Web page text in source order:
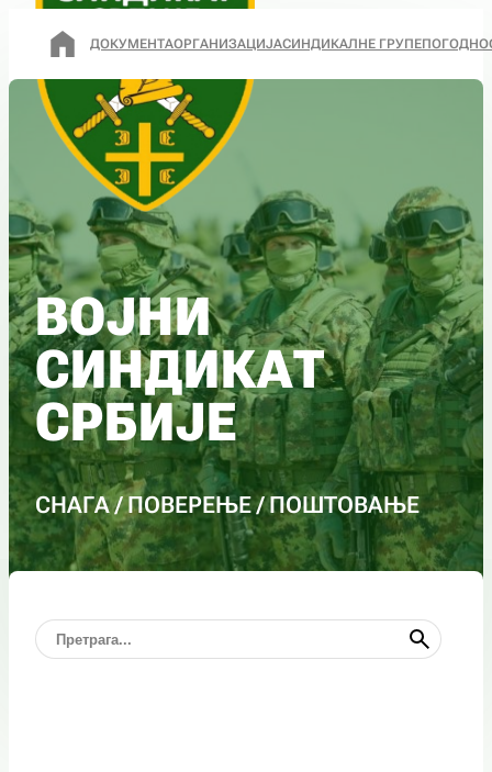
ДОКУМЕНТАОРГАНИЗАЦИЈАСИНДИКАЛНЕ ГРУПЕ
ВОЈНИ
СИНДИКАТ
СРБИЈЕ
СНАГА / ПОВЕРЕЊЕ / ПОШТОВАЊЕ